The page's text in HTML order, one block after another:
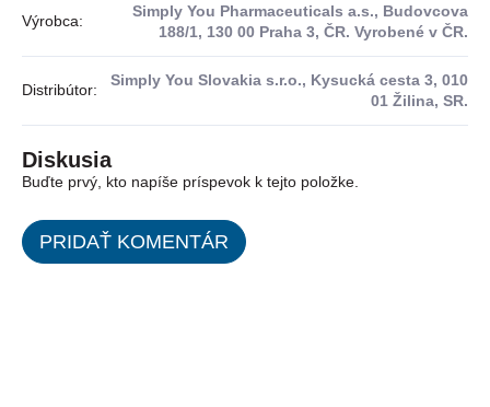
Výrobca:
Simply You Pharmaceuticals a.s., Budovcova
188/1, 130 00 Praha 3, ČR. Vyrobené v ČR.
Distribútor:
Simply You Slovakia s.r.o., Kysucká cesta 3, 010
01 Žilina, SR.
Diskusia
Buďte prvý, kto napíše príspevok k tejto položke.
PRIDAŤ KOMENTÁR